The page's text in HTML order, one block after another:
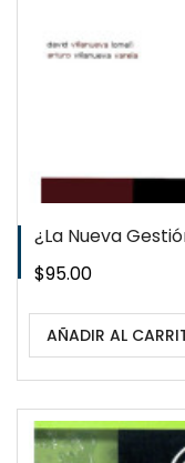
¿La Nueva
Precio
$95.00
AÑADIR AL